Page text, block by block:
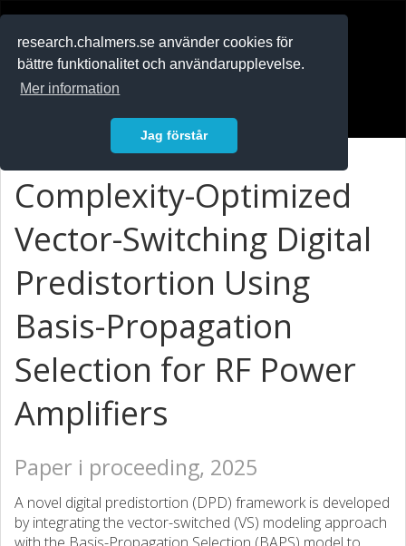
research.chalmers.se använder cookies för
bättre funktionalitet och användarupplevelse.
Mer information
Jag förstår
Complexity-Optimized
Vector-Switching Digital
Predistortion Using
Basis-Propagation
Selection for RF Power
Amplifiers
Paper i proceeding, 2025
A novel digital predistortion (DPD) framework is developed
by integrating the vector-switched (VS) modeling approach